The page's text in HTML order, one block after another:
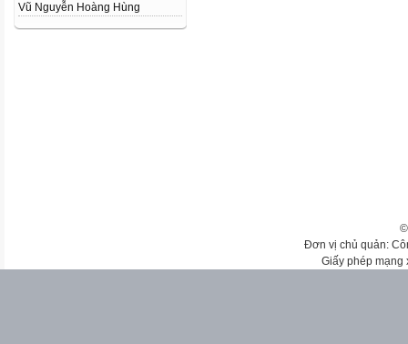
Vũ Nguyễn Hoàng Hùng
Đơn vị chủ quản:
Giấy phép mạng